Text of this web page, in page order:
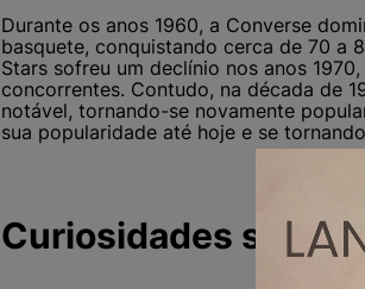
Durante os anos 1960, a Converse
basquete, conquistando cerca de 70 a
Stars sofreu um declínio nos anos
concorrentes. Contudo, na década de
notável, tornando-se novamente
sua popularidade até hoje e se
Curiosidades sobre